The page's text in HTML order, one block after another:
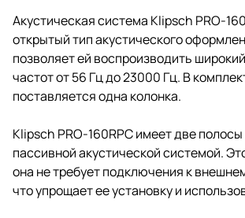
Акустическая система Klipsch PRO-
открытый тип акустического
позволяет ей воспроизводить
частот от 56 Гц до 23000 Гц. В
поставляется одна колонка.
Klipsch PRO-160RPC имеет две
пассивной акустической системой.
она не требует подключения к
что упрощает ее установку и